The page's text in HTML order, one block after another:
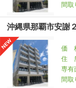
間取
沖縄県那覇市安謝
価
住
専有
間取